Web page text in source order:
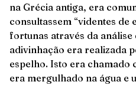
na Grécia antiga, era
consultassem “videntes de
fortunas através da análise
adivinhação era realizada
espelho. Isto era chamado
era mergulhado na água e